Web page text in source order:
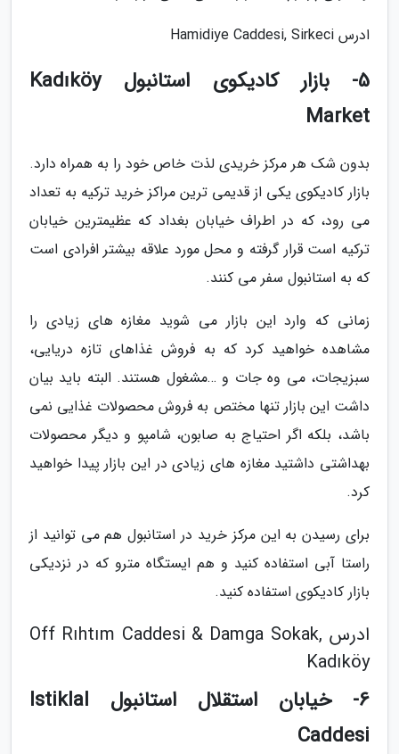
ادرس Hamidiye Caddesi, Sirkeci
5- بازار کادیکوی استانبول Kadıköy
Market
بدون شک هر مرکز خریدی لذت خاص خود را به همراه دارد.
بازار کادیکوی یکی از قدیمی ترین مراکز خرید ترکیه به تعداد
می رود، که در اطراف خیابان بغداد که عظیمترین خیابان
ترکیه است قرار گرفته و محل مورد علاقه بیشتر افرادی است
که به استانبول سفر می کنند.
زمانی که وارد این بازار می شوید مغازه های زیادی را
مشاهده خواهید کرد که به فروش غذاهای تازه دریایی،
سبزیجات، می وه جات و …مشغول هستند. البته باید بیان
داشت این بازار تنها مختص به فروش محصولات غذایی نمی
باشد، بلکه اگر احتیاج به صابون، شامپو و دیگر محصولات
بهداشتی داشتید مغازه های زیادی در این بازار پیدا خواهید
کرد.
برای رسیدن به این مرکز خرید در استانبول هم می توانید از
راستا آبی استفاده کنید و هم ایستگاه مترو که در نزدیکی
بازار کادیکوی استفاده کنید.
ادرس Off Rıhtım Caddesi & Damga Sokak,
Kadıköy
6- خیابان استقلال استانبول Istiklal
Caddesi